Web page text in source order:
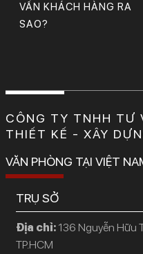
VẤN KHÁCH HÀNG RA
SAO?
CÔNG TY TNHH TƯ
THIẾT KẾ - XÂY
VĂN PHÒNG TẠI VIỆT
TRỤ SỞ
Địa chỉ: 136 Nguyễn Hữu
TP.HCM